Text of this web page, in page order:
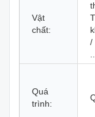
Vật
chất:
/
Quá
trình: